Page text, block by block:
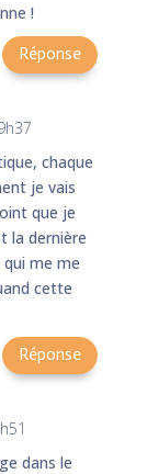
!
Réponse
chaque
je vais
que je
la dernière
me me
cette
Réponse
dans le